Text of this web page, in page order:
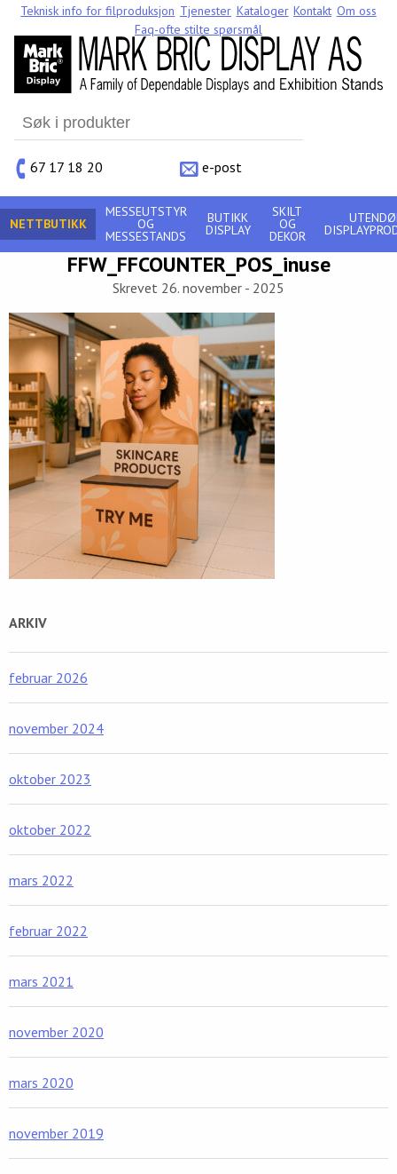
Search
for:
67 17 18 20
e-post
Teknisk info for filproduksjon Tjenester Kataloger Kontakt Om oss
Faq-ofte stilte spørsmål
NETTBUTIKK
MESSEUTSTYR
OG
MESSESTANDS
BUTIKK
DISPLAY
SKILT
OG
DEKOR
FFW_FFCOUNTER_POS_inuse
Skrevet 26. november - 2025
ARKIV
februar 2026
november 2024
oktober 2023
oktober 2022
mars 2022
februar 2022
mars 2021
november 2020
mars 2020
november 2019